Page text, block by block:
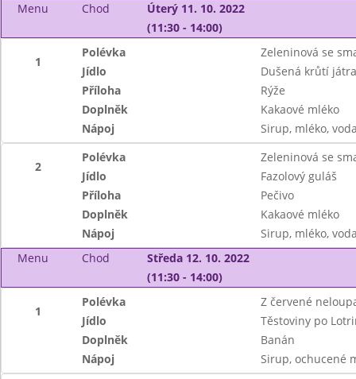
Menu
Chod
Úterý 11. 10. 2022
(11:30 - 14:00)
1
Polévka
Zeleninová se
Jídlo
Dušená krůtí
Příloha
Rýže
Doplněk
Kakaové mléko
Nápoj
Sirup, mléko,
2
Polévka
Zeleninová se
Jídlo
Fazolový guláš
Příloha
Pečivo
Doplněk
Kakaové mléko
Nápoj
Sirup, mléko,
Menu
Chod
Středa 12. 10. 2022
(11:30 - 14:00)
1
Polévka
Z červené
Jídlo
Těstoviny po
Doplněk
Banán
Nápoj
Sirup, ochucené